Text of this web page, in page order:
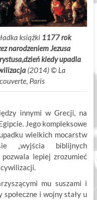
książki 1177 rok
narodzeniem Jezusa
kiedy upadla
(2014)© La
Paris
innymi w Grecji, na
Jego kompleksowe
wielkich mocarstw
„wyjścia biblijnych
lepiej zrozumieć
cywilizacji.
mu suszami i
i wojny stały u